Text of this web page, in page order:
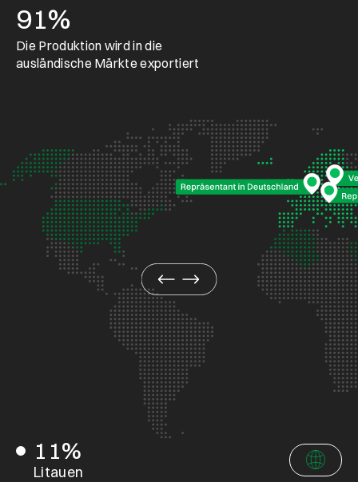
91%
Die Produktion wird in die
ausländische Märkte exportiert
11%
Litauen